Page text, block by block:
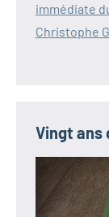
immédiate
Christophe
Vingt ans